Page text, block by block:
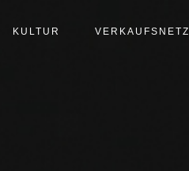
KULTUR VERKAUFSNETZ